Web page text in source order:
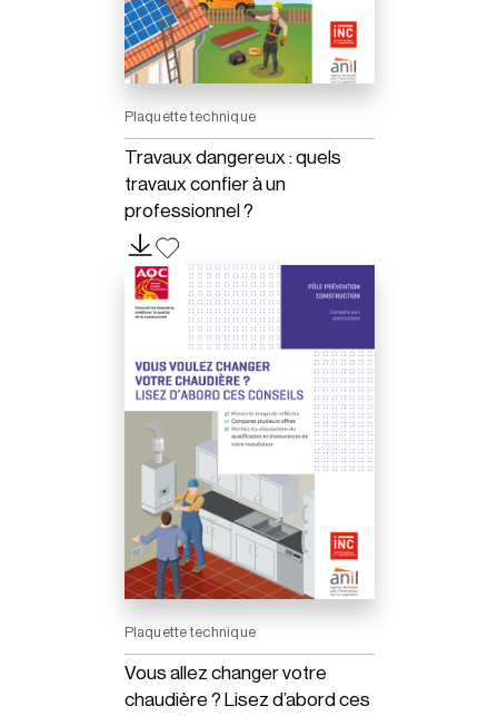
Plaquette technique
Travaux dangereux : quels
travaux confier à un
professionnel ?
Plaquette technique
Vous allez changer votre
chaudière ? Lisez d’abord ces